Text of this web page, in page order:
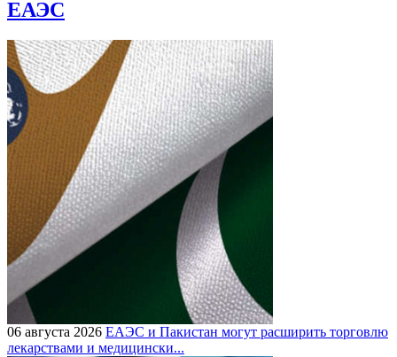
ЕАЭС
06 августа 2026 ЕАЭС и Пакистан могут расширить торговлю
лекарствами и медицински...